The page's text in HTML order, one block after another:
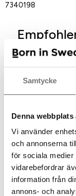
Samtycke
Denna
Vi använder
och annonserna
för sociala
vidarebefordrar
information från
annons- och
7340198
Küchenhandtuch -
"Schweden von oben"